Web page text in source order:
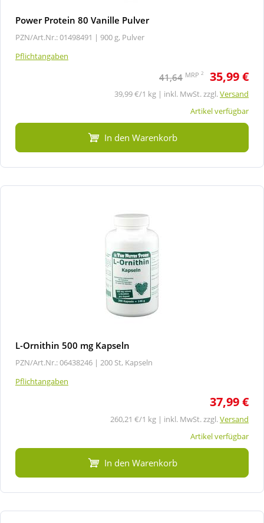
Power Protein 80 Vanille Pulver
PZN/Art.Nr.: 01498491 | 900 g, Pulver
Pflichtangaben
41,64 MRP 2 35,99 €
39,99 €/1 kg | inkl. MwSt. zzgl.Versand
Artikel verfügbar
In den Warenkorb
L-Ornithin 500 mg Kapseln
PZN/Art.Nr.: 06438246 | 200 St, Kapseln
Pflichtangaben
37,99 €
260,21 €/1 kg | inkl. MwSt. zzgl.Versand
Artikel verfügbar
In den Warenkorb